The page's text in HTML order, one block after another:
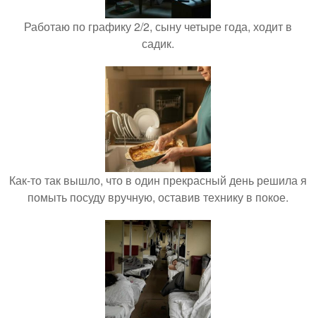
Работаю по графику 2/2, сыну четыре года, ходит в
садик.
Как-то так вышло, что в один прекрасный день решила я
помыть посуду вручную, оставив технику в покое.